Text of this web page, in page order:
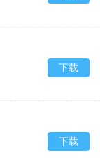
下载
下载